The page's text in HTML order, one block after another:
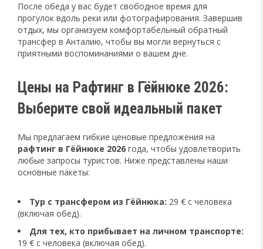
После обеда у вас будет свободное время для
прогулок вдоль реки или фотографирования. Завершив
отдых, мы организуем комфортабельный обратный
трансфер в Анталию, чтобы вы могли вернуться с
приятными воспоминаниями о вашем дне.
Цены на Рафтинг в Гёйнюке 2026:
Выберите свой идеальный пакет
Мы предлагаем гибкие ценовые предложения на
рафтинг в Гёйнюке 2026 года, чтобы удовлетворить
любые запросы туристов. Ниже представлены наши
основные пакеты:
Тур с трансфером из Гёйнюка: 29 € с человека
(включая обед).
Для тех, кто прибывает на личном транспорте:
19 € с человека (включая обед).